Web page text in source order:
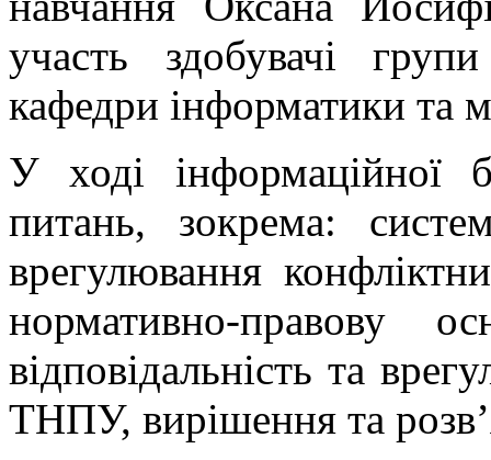
участь здобувачі
кафедри інформатики та
У ході інформаційної
питань, зокрема:
врегулювання
нормативно-правову
відповідальність та
ТНПУ, вирішення та